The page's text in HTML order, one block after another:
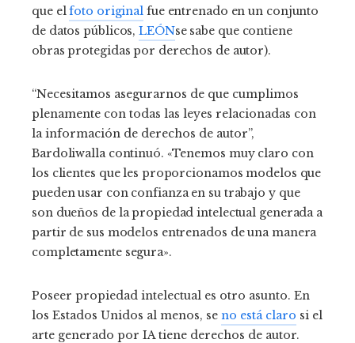
que elfoto original fue entrenado en un conjunto
de datos públicos,LEÓNse sabe que contiene
obras protegidas por derechos de autor).
“Necesitamos asegurarnos de que cumplimos
plenamente con todas las leyes relacionadas con
la información de derechos de autor”,
Bardoliwalla continuó. «Tenemos muy claro con
los clientes que les proporcionamos modelos que
pueden usar con confianza en su trabajo y que
son dueños de la propiedad intelectual generada a
partir de sus modelos entrenados de una manera
completamente segura».
Poseer propiedad intelectual es otro asunto. En
los Estados Unidos al menos, se no está claro si el
arte generado por IA tiene derechos de autor.